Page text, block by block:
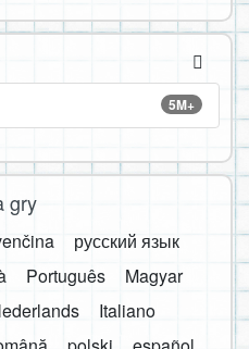
5M+
gry
русский язык
Português
Magyar
Italiano